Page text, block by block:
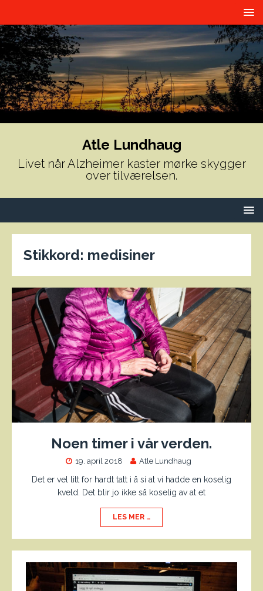
Atle Lundhaug
Livet når Alzheimer kaster mørke skygger
over tilværelsen.
Stikkord: medisiner
Noen timer i vår verden.
19. april 2018 Atle Lundhaug
Det er vel litt for hardt tatt i å si at vi hadde en koselig
kveld. Det blir jo ikke så koselig av at et
LES MER …